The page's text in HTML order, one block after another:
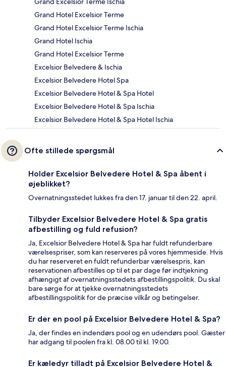
Grand Hotel Excelsior Terme
Grand Hotel Excelsior Terme Ischia
Grand Hotel Ischia
Grand Hotel Excelsior Terme
Excelsior Belvedere & Ischia
Excelsior Belvedere Hotel Spa
Excelsior Belvedere Hotel & Spa Hotel
Excelsior Belvedere Hotel & Spa Ischia
Excelsior Belvedere Hotel & Spa Hotel Ischia
Ofte stillede spørgsmål
Holder Excelsior Belvedere Hotel & Spa åbent i
øjeblikket?
Overnatningsstedet lukkes fra den 17. januar til den 22. april.
Tilbyder Excelsior Belvedere Hotel & Spa gratis
afbestilling og fuld refusion?
Ja, Excelsior Belvedere Hotel & Spa har fuldt refunderbare
værelsespriser, som kan reserveres på vores hjemmeside. Hvis
du har reserveret en fuldt refunderbar værelsespris, kan
reservationen afbestilles op til et par dage før indtjekning
afhængigt af overnatningsstedets afbestillingspolitik. Du skal
bare sørge for at tjekke overnatningsstedets
afbestillingspolitik for de præcise vilkår og betingelser.
Er der en pool på Excelsior Belvedere Hotel & Spa?
Ja, der findes en indendørs pool og en udendørs pool. Gæster
har adgang til poolen fra kl. 08.00 til kl. 19.00.
Er kæledyr tilladt på Excelsior Belvedere Hotel &